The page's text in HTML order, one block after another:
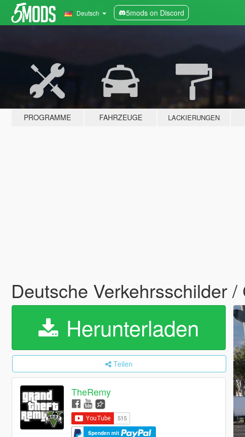
Deutsch 5mods on Discord
PROGRAMME FAHRZEUGE LACKIERUNGEN
Deutsche Verkehrsschilder
Herunterladen
Teilen
TheRemy
Spenden mit